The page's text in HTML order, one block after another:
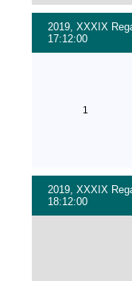
2019, XXXIX
17:12:00
1
2019, XXXIX
18:12:00